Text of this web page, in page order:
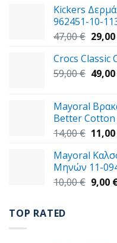
Kickers
962451-10-
47,00€
was:
47,00
29,00
Crocs Classic
59,00€
59,00
49,00
Mayoral
Better Cotton
14,00€
was:
14,00
11,00
Mayoral
Μηνών 11-
10,00€ 9,00
TOP RATED